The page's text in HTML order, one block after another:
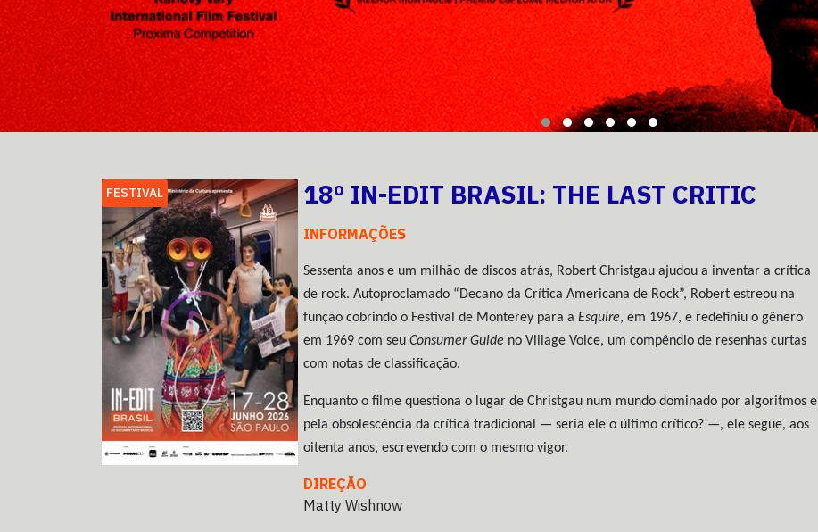
FESTIVAL 18º IN-EDIT BRASIL: THE LAST CRITIC
INFORMAÇÕES
Sessenta anos e um milhão de discos atrás, Robert Christgau ajudou a inventar a crítica
de rock. Autoproclamado “Decano da Crítica Americana de Rock”, Robert estreou na
função cobrindo o Festival de Monterey para a Esquire, em 1967, e redefiniu o gênero
em 1969 com seu Consumer Guide no Village Voice, um compêndio de resenhas curtas
com notas de classificação.
Enquanto o filme questiona o lugar de Christgau num mundo dominado por algoritmos e
pela obsolescência da crítica tradicional — seria ele o último crítico? —, ele segue, aos
oitenta anos, escrevendo com o mesmo vigor.
DIREÇÃO
Matty Wishnow